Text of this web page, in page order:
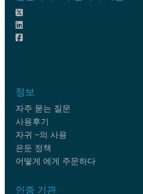
정보
자주 묻는 질문
사용후기
자귀 ~의 사용
은둔 정책
어떻게 에게 주문하다
인증 기관